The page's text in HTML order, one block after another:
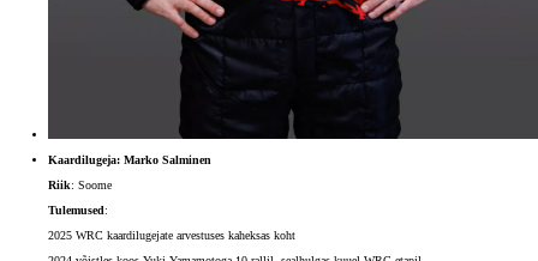
Kaardilugeja: Marko Salminen
Riik: Soome
Tulemused:
2025 WRC kaardilugejate arvestuses kaheksas koht